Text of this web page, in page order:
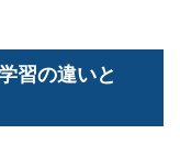
習の違いと